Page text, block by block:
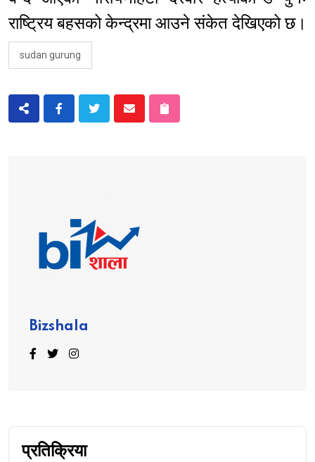
राष्ट्रिय बहसको केन्द्रमा आउने संकेत देखिएको छ।
sudan gurung
Bizshala
प्रतिक्रिया